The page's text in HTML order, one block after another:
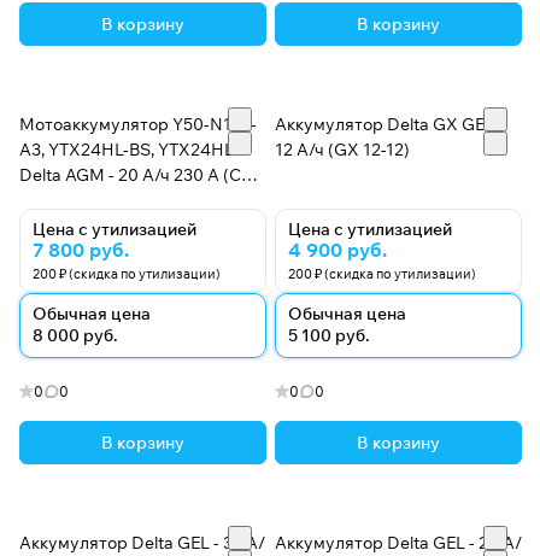
В корзину В корзину
Мотоаккумулятор Y50-N18L-
A3, YTX24HL-BS, YTX24HL
Delta AGM - 20 А/ч 230 А (CT
Цена с утилизацией
7 800 руб.
200 ₽ (скидка по утилизации)
Обычная цена
8 000 руб.
0 0
В корзину
Аккумулятор Delta GX GEL -
12 А/ч (GX 12-12)
Цена с утилизацией
4 900 руб.
200 ₽ (скидка по утилизации)
Обычная цена
5 100 руб.
0 0
В корзину
Аккумулятор Delta GEL - 33 А/ Аккумулятор Delta GEL - 26 А/